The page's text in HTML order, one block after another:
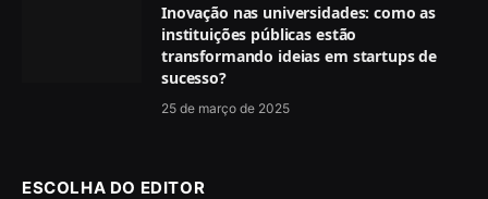
Inovação nas universidades: como as
instituições públicas estão
transformando ideias em startups de
sucesso?
25 de março de 2025
ESCOLHA DO EDITOR